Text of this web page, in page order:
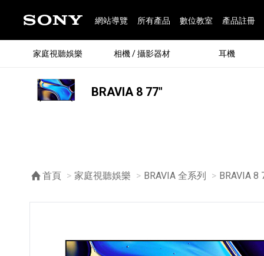
網站導覽 所有產品 數位教室 產品註冊
家庭視聽娛樂
BRAVIA 全系列 67個產品 家庭
相機 / 攝影器材
α 數位單眼相機 49個產品 α 專
耳機
全系列耳機 46個產品 耳機
Walkman 數位隨身聽 12個產品
藍牙喇叭 19個產品
Xperia 智慧型手機 6個產品
INZONE 電競螢幕 3個產品
PlayStation®主機 / 配件 37個產品
REON POCKET / 配件 6個產品
BRAVIA 8 77"
首頁 家庭視聽娛樂 BRAVIA 全系列 目前頁面
BRAVIA 8